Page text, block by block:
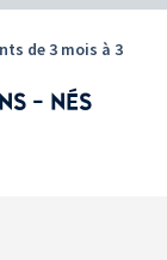
de 3 mois à 3
- NÉS